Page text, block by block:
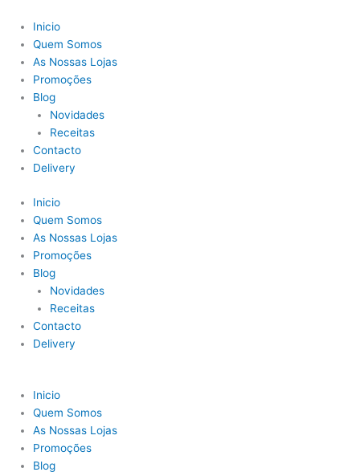
content
Inicio
Quem Somos
As Nossas Lojas
Promoções
Blog
Novidades
Receitas
Contacto
Delivery
Inicio
Quem Somos
As Nossas Lojas
Promoções
Blog
Novidades
Receitas
Contacto
Delivery
Menu
Inicio
Quem Somos
As Nossas Lojas
Promoções
Blog